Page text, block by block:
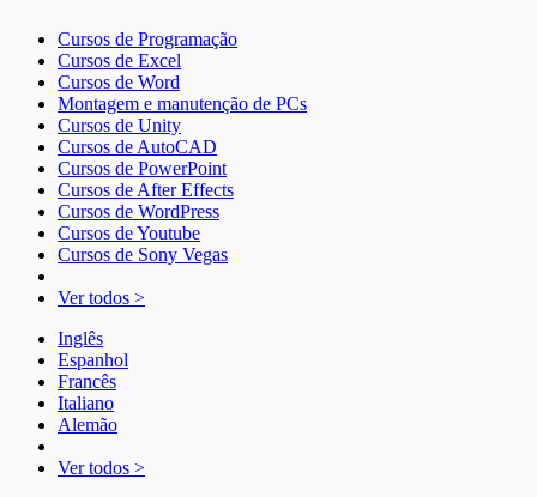
Cursos de Programação
Cursos de Excel
Cursos de Word
Montagem e manutenção de PCs
Cursos de Unity
Cursos de AutoCAD
Cursos de PowerPoint
Cursos de After Effects
Cursos de WordPress
Cursos de Youtube
Cursos de Sony Vegas
Ver todos >
Inglês
Espanhol
Francês
Italiano
Alemão
Ver todos >